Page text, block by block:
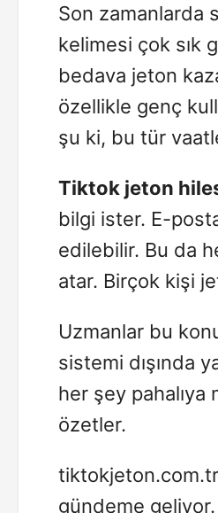
Son zamanlarda
kelimesi çok sık
bedava jeton
özellikle genç
şu ki, bu tür
Tiktok jeton
bilgi ister. E-
edilebilir. Bu da
atar. Birçok kişi
Uzmanlar bu
sistemi dışında
her şey pahalıya
özetler.
tiktokjeton.com.tr
gündeme geliyor.